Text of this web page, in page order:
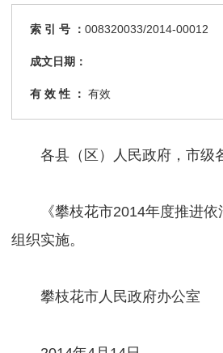
索 引 号 ： 008320033/2014-00012
成文日期：
有 效 性 ： 有效
各县（区）人民政府，市级
《攀枝花市2014年度推进依
组织实施。
攀枝花市人民政府办公室